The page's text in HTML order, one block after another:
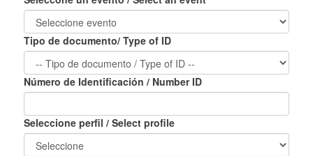
Tipo de documento/ Type of ID
Número de Identificación / Number ID
Seleccione perfil / Select profile